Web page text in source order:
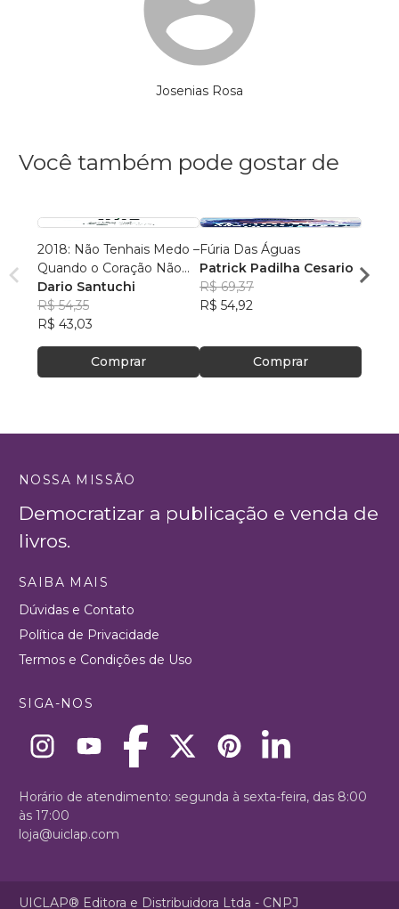
Josenias Rosa
Você também pode gostar de
2018: Não Tenhais Medo –
Quando o Coração Não
Aguenta Mais
Dario Santuchi
R$ 54,35
R$ 43,03
Comprar
Fúria Das Águas
Patrick Padilha Cesario
R$ 69,37
R$ 54,92
Comprar
R$
NOSSA MISSÃO
Democratizar a publicação e venda de
livros.
SAIBA MAIS
Dúvidas e Contato
Política de Privacidade
Termos e Condições de Uso
SIGA-NOS
Horário de atendimento: segunda à sexta-feira, das 8:00
às 17:00
loja@uiclap.com
UICLAP® Editora e Distribuidora Ltda - CNPJ